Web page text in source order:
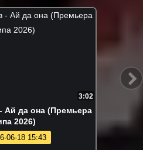
2:44
ту найт (Премьера
2026)
06-21 19:48